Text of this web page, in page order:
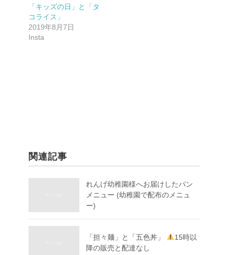
「キッズの日」と「タ
コライス」
2019年8月7日
Insta
関連記事
れんげ幼稚園様へお届けしたパン
メニュー (幼稚園で配布のメニュ
ー)
「担々麺」と「五色丼」
15時以
降の販売と配達なし